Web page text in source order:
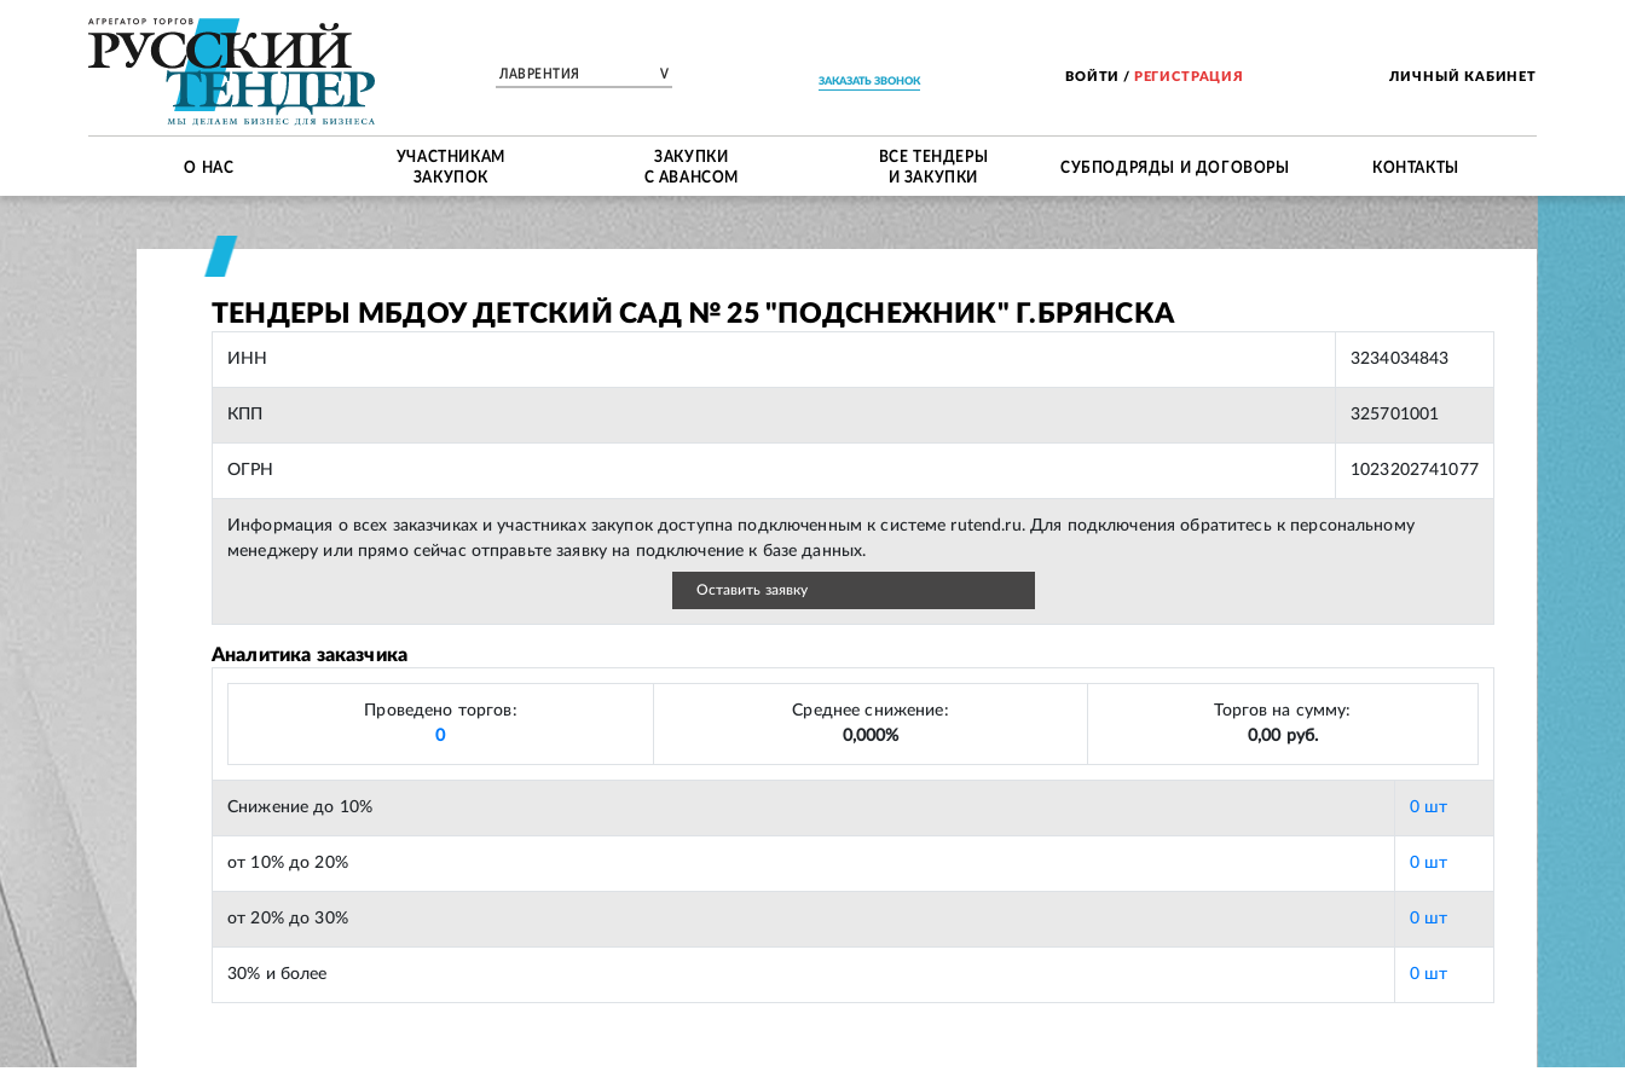
ЛАВРЕНТИЯ V ЗАКАЗАТЬ ЗВОНОК ВОЙТИ / РЕГИСТРАЦИЯ ЛИЧНЫЙ КАБИНЕТ
О НАС
УЧАСТНИКАМ
ЗАКУПОК
ЗАКУПКИ
С АВАНСОМ
ВСЕ ТЕНДЕРЫ
И ЗАКУПКИ
СУБПОДРЯДЫ И ДОГОВОРЫ КОНТАКТЫ
ТЕНДЕРЫ МБДОУ ДЕТСКИЙ САД № 25 "ПОДСНЕЖНИК" Г.БРЯНСКА
ИНН 3234034843
КПП 325701001
ОГРН 1023202741077
Информация о всех заказчиках и участниках закупок доступна подключенным к системе rutend.ru. Для подключения обратитесь к персональному
менеджеру или прямо сейчас отправьте заявку на подключение к базе данных.
Оставить заявку
Аналитика заказчика
Проведено торгов:
0
Среднее снижение:
0,000%
Торгов на сумму:
0,00 руб.
Снижение до 10% 0 шт
от 10% до 20% 0 шт
от 20% до 30% 0 шт
30% и более 0 шт